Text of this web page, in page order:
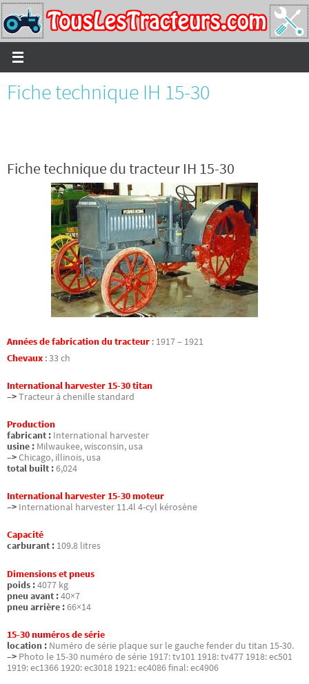
Passer
vers
le
contenu
Fiche technique IH 15-30
Fiche technique du tracteur IH 15-30
Années de fabrication du tracteur : 1917 – 1921
Chevaux :33 ch
International harvester 15-30 titan
–>Tracteur à chenille standard
Production
fabricant : International harvester
usine : Milwaukee, wisconsin, usa
–>Chicago, illinois, usa
total built :6,024
International harvester 15-30 moteur
–> International harvester 11.4l 4-cyl kérosène
Capacité
carburant : 109.8 litres
Dimensions et pneus
poids :4077 kg
pneu avant :40×7
pneu arrière :66×14
15-30 numéros de série
location : Numéro de série plaque sur le gauche fender du titan 15-30.
–> Photo le 15-30 numéro de série 1917: tv101 1918: tv477 1918: ec501
1919: ec1366 1920: ec3018 1921: ec4086 final: ec4906